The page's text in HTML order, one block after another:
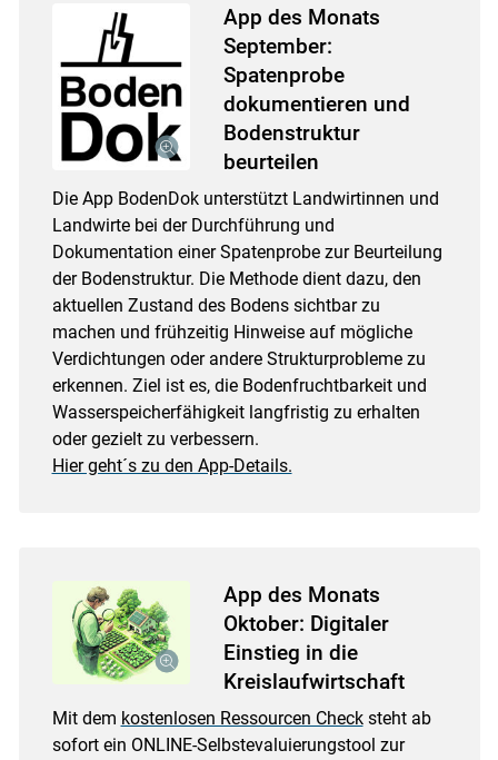
App des Monats
September:
Spatenprobe
dokumentieren und
Bodenstruktur
beurteilen
Die App BodenDok unterstützt Landwirtinnen und
Landwirte bei der Durchführung und
Dokumentation einer Spatenprobe zur Beurteilung
der Bodenstruktur. Die Methode dient dazu, den
aktuellen Zustand des Bodens sichtbar zu
machen und frühzeitig Hinweise auf mögliche
Verdichtungen oder andere Strukturprobleme zu
erkennen. Ziel ist es, die Bodenfruchtbarkeit und
Wasserspeicherfähigkeit langfristig zu erhalten
oder gezielt zu verbessern.
Hier geht´s zu den App-Details.
App des Monats
Oktober: Digitaler
Einstieg in die
Kreislaufwirtschaft
Mit dem kostenlosen Ressourcen Checksteht ab
sofort ein ONLINE-Selbstevaluierungstool zur